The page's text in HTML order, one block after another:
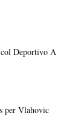
Deportivo A
per Vlahovic